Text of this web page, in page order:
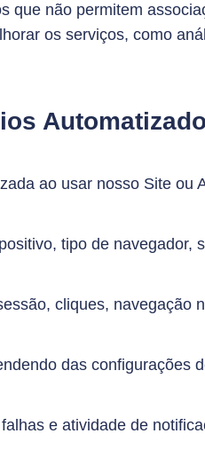
que não permitem
os serviços, como
ao usar nosso Site ou
tipo de navegador,
cliques, navegação
das configurações
e atividade de